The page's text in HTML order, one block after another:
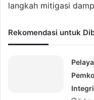
langkah mitigasi
Rekomendasi untuk